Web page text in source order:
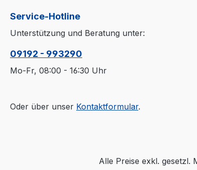
Service-Hotline
Unterstützung und Beratung unter:
09192 - 993290
Mo-Fr, 08:00 - 16:30 Uhr
Oder über unser Kontaktformular.
Alle Preise exkl. gesetzl.